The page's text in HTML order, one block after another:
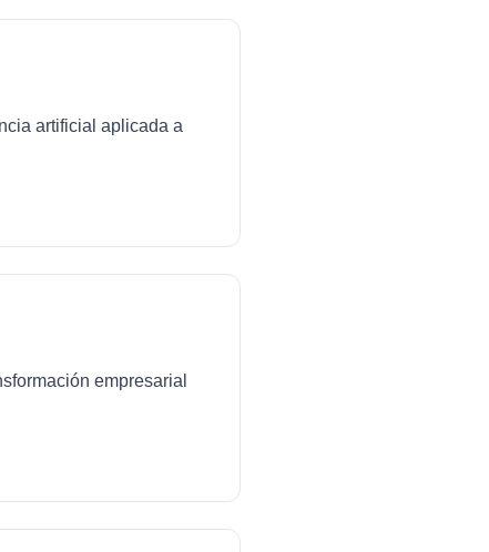
artificial aplicada a
empresarial